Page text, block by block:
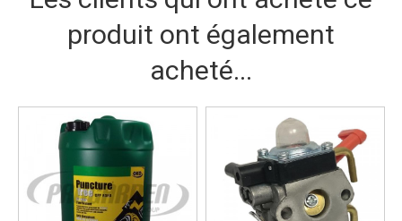
produit ont également
acheté...